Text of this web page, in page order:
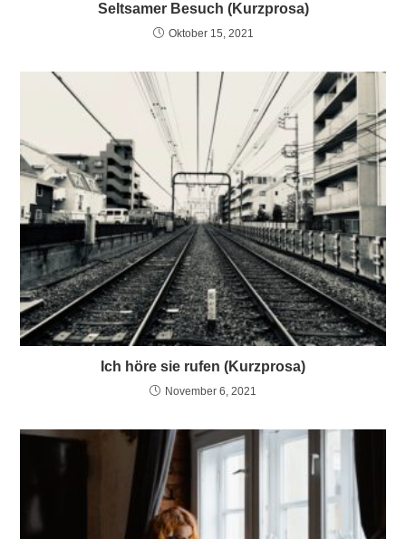
Seltsamer Besuch (Kurzprosa)
Oktober 15, 2021
Ich höre sie rufen (Kurzprosa)
November 6, 2021